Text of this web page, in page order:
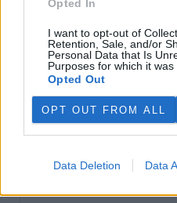
Opted In
I want to opt-out of
Retention, Sale, and/or
Personal Data that Is
Purposes for which it was
Opted Out
OPT OUT FROM ALL
Data Deletion Data
Online diskuse
Redakce Ekolistu vítá čtenářské
že zde publikujete svůj příspěvek,
dodržovatpravidla diskuse. V
vyhrazuje právo smazat diskusní
Všechny komentáře (9)